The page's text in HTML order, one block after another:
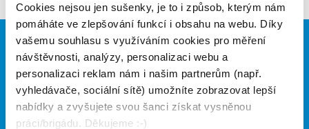
Cookies nejsou jen sušenky, je to i způsob, kterým nám
pomáháte ve zlepšování funkcí i obsahu na webu. Díky
vašemu souhlasu s využíváním cookies pro měření
návštěvnosti, analýzy, personalizaci webu a
personalizaci reklam nám i našim partnerům (např.
vyhledávače, sociální sítě) umožníte zobrazovat lepší
nabídky a zvyšujete svou šanci získat vysněnou
práci/brigádu. Děkujeme :-)
Brigádníci
Články
Hledané brigády
Firmy
Vložit inzerát
Ceník
Propagace